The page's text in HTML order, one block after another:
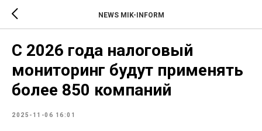
NEWS MIK-INFORM
С 2026 года налоговый
мониторинг будут применять
более 850 компаний
2025-11-06 16:01